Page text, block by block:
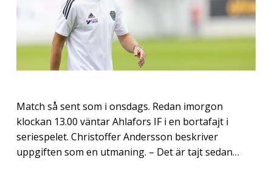
Match så sent som i onsdags. Redan imorgon
klockan 13.00 väntar Ahlafors IF i en bortafajt i
seriespelet. Christoffer Andersson beskriver
uppgiften som en utmaning. – Det är tajt sedan…